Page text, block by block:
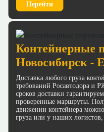
Перейти
Контейнерные
Новосибирск -
Доставка любого груза
требований Росавтодора и
сроков доставки
проверенные маршруты.
движении контейнера
груза или у наших логистов,